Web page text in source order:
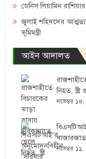
ডেনিস লিয়ামিন
জুলাই শহিদদের
ভূমিমন্ত্রী
আইন আদালত
নিহত,
নভেম্বর
নভেম্বর